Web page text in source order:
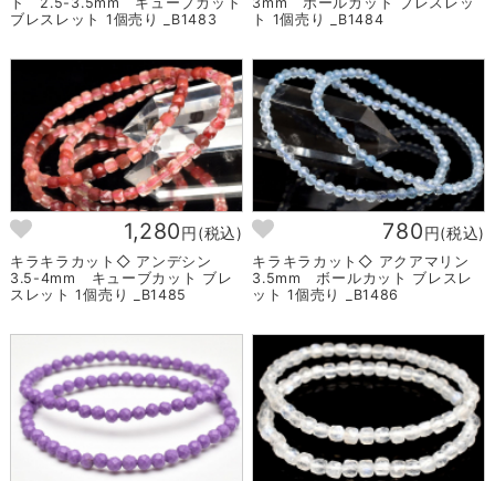
ブレスレット 1個売り _B1483
ト 1個売り _B1484
1,280円(税込)
キラキラカット◇ アンデシン
3.5-4mm キューブカット ブレ
スレット 1個売り _B1485
780円(税込)
キラキラカット◇ アクアマリン
3.5mm ボールカット ブレスレ
ット 1個売り _B1486